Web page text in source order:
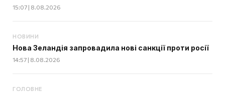
15:07 | 8.08.2026
НОВИНИ
Нова Зеландія запровадила нові санкції проти росії
14:57 | 8.08.2026
ГОЛОВНЕ